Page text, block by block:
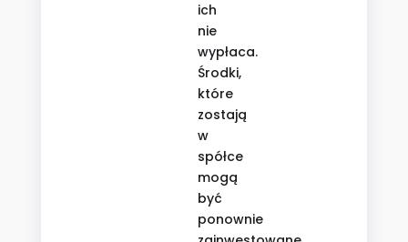
ich
nie
wypłaca.
Środki,
które
zostają
w
spółce
mogą
być
ponownie